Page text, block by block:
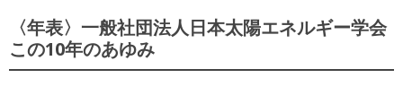
〈年表〉一般社団法人日本太陽エネルギー学会
この10年のあゆみ